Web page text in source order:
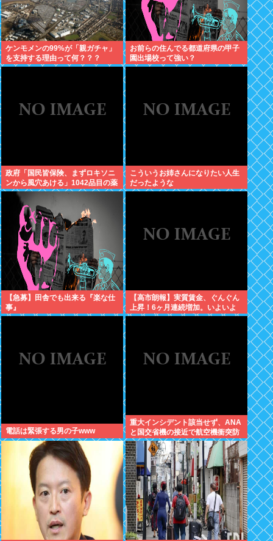
ケンモメンの99%が「親ガチャ」
を支持する理由って何？？？
お前らの住んでる都道府県の甲子
園出場校って強い？
政府「国民皆保険、まずロキソニ
ンから風穴あける」1042品目の薬
価4分の1を保険適用外で財布直
撃、2027年3月開始
こういうお姉さんになりたい人生
だったような
【急募】田舎でも出来る『楽な仕
事』
【高市朗報】実質賃金、ぐんぐん
上昇！6ヶ月連続増加。いよいよ
国民も豊かさを実感か？インフレ
電話は緊張する男の子www
重大インシデント該当せず、ANA
と国交省機の接近で航空機衝突防
止装置（TCAS）の警報が作動し
たトラブル、羽田空港沖、全日空
に通知